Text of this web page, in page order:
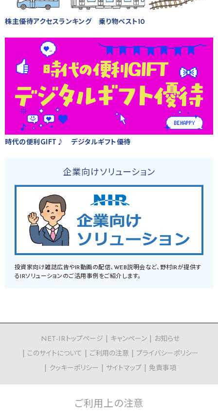
株主優待アクセスランキング 乗り物ベスト10
時代の便利GIFT♪ デジタルギフト優待
企業向けソリューション
投資家向け雑誌広告やIR動画の配信、WEB説明会など、野村IRが提供す
るIRソリューションのご活用事例をご紹介します。
NET-IRトップページ キャンペーン
お知らせ
このサイトについて
ご利用の注意
プライバシーポリシー
クッキーポリシー
サイトマップ 免責事項
ご利用上の注意